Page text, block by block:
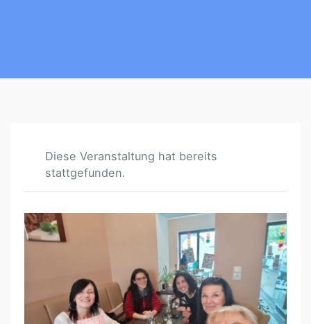
Diese Veranstaltung hat bereits
stattgefunden.
*
A
G